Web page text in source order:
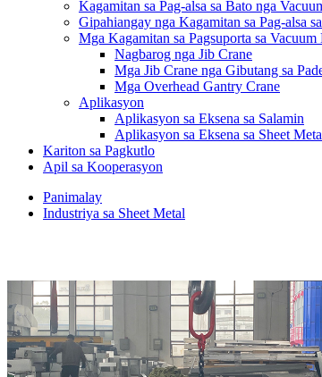
Kagamitan sa Pag-alsa sa Bato nga
Gipahiangay nga Kagamitan sa Pag-alsa
Mga Kagamitan sa Pagsuporta sa
Nagbarog nga Jib Crane
Mga Jib Crane nga Gibutang sa
Mga Overhead Gantry Crane
Aplikasyon
Aplikasyon sa Eksena sa Salamin
Aplikasyon sa Eksena sa Sheet
Kariton sa Pagkutlo
Apil sa Kooperasyon
Panimalay
Industriya sa Sheet Metal